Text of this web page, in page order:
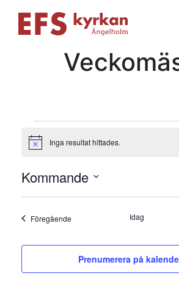
Evenemang
Notis Inga resultat hittades.
Kommande
FöregåendeEvenemang Idag
Prenumerera på